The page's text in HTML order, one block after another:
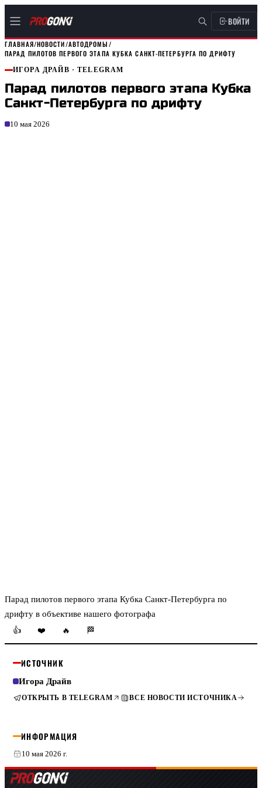
ВОЙТИ
ГЛАВНАЯ/НОВОСТИ/АВТОДРОМЫ/
ПАРАД ПИЛОТОВ ПЕРВОГО ЭТАПА КУБКА САНКТ-ПЕТЕРБУРГА ПО ДРИФТУ
ИГОРА ДРАЙВ · TELEGRAM
Парад пилотов первого этапа Кубка
Санкт-Петербурга по дрифту
10 мая 2026
Парад пилотов первого этапа Кубка Санкт-Петербурга по
дрифту в объективе нашего фотографа
👍
❤️ 🔥 🏁
ИСТОЧНИК
Игора Драйв
ОТКРЫТЬ В TELEGRAM ВСЕ НОВОСТИ ИСТОЧНИКА
ИНФОРМАЦИЯ
10 мая 2026 г.